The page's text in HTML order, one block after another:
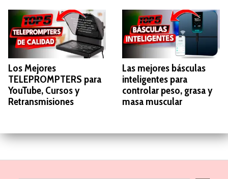
Los Mejores
TELEPROMPTERS para
YouTube, Cursos y
Retransmisiones
Las mejores básculas
inteligentes para
controlar peso, grasa y
masa muscular